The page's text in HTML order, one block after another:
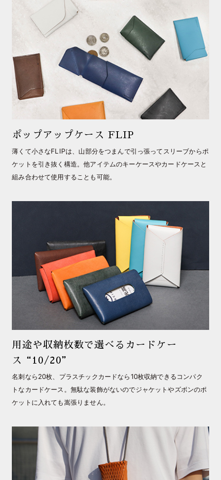
ポップアップケース FLIP
薄くて小さなFLIPは、山部分をつまんで引っ張ってスリーブからポ
ケットを引き抜く構造。他アイテムのキーケースやカードケースと
組み合わせて使用することも可能。
用途や収納枚数で選べるカードケー
ス“10/20”
名刺なら20枚、プラスチックカードなら10枚収納できるコンパク
トなカードケース。無駄な装飾がないのでジャケットやズボンのポ
ケットに入れても嵩張りません。